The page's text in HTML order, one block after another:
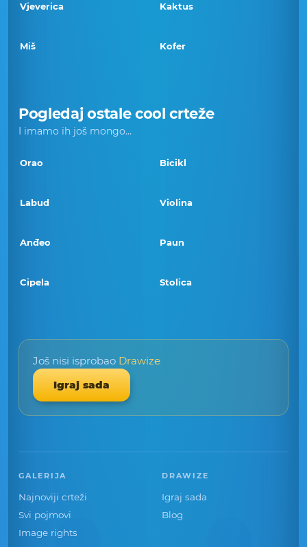
Vjeverica Kaktus
Miš Kofer
Pogledaj ostale cool crteže
I imamo ih još mongo...
Orao Bicikl
Labud Violina
Anđeo Paun
Cipela Stolica
Još nisi isprobao Drawize
Igraj sada
GALERIJA
Najnoviji crteži
Svi pojmovi
Image rights
DRAWIZE
Igraj sada
Blog